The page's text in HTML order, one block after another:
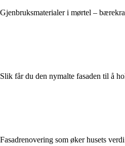
Gjenbruksmaterialer i mørtel –
Slik får du den nymalte fasaden til å
Fasadrenovering som øker husets